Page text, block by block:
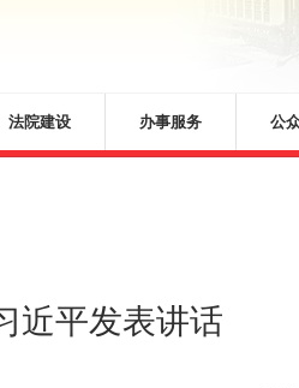
法院建设 办事服务 公
近平发表讲话